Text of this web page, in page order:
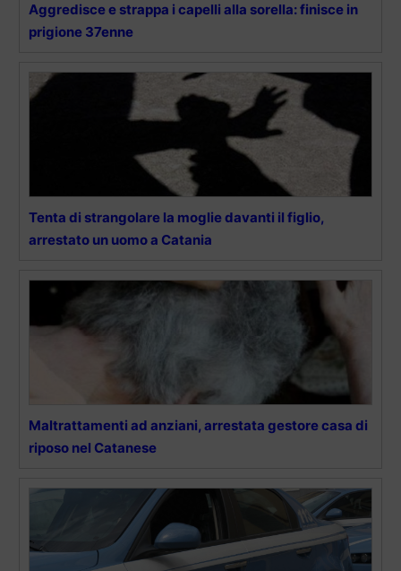
Aggredisce e strappa i capelli alla sorella: finisce in
prigione 37enne
Tenta di strangolare la moglie davanti il figlio,
arrestato un uomo a Catania
Maltrattamenti ad anziani, arrestata gestore casa di
riposo nel Catanese